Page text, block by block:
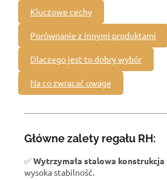
Kluczowe cechy
Porównanie z innymi produktami
Dlaczego jest to dobry wybór
Na co zwracać uwagę
Główne zalety regału RH:
✅Wytrzymała stalowa konstrukcja
wysoka stabilność.